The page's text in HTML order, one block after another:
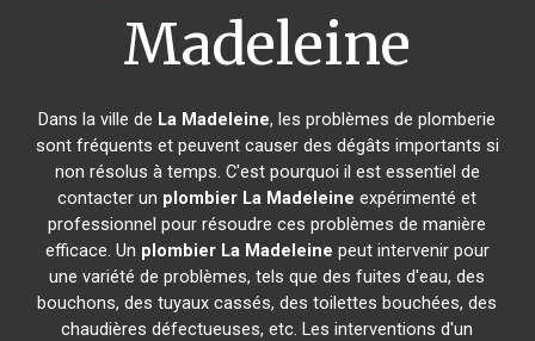
Madeleine
Dans la ville de La Madeleine, les problèmes de plomberie
sont fréquents et peuvent causer des dégâts importants si
non résolus à temps. C'est pourquoi il est essentiel de
contacter un plombier La Madeleine expérimenté et
professionnel pour résoudre ces problèmes de manière
efficace. Un plombier La Madeleine peut intervenir pour
une variété de problèmes, tels que des fuites d'eau, des
bouchons, des tuyaux cassés, des toilettes bouchées, des
chaudières défectueuses, etc. Les interventions d'un